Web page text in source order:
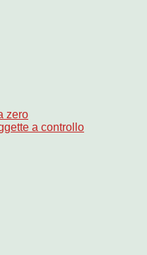
zero
a controllo